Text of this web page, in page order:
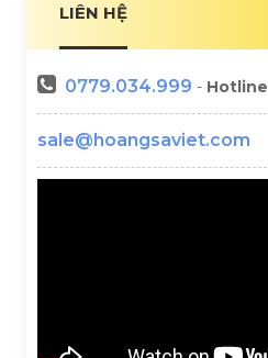
LIÊN HỆ
0779.034.999 - Hotline
sale@hoangsaviet.com